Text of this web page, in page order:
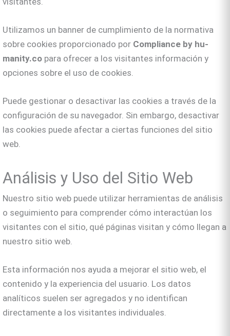
Utilizamos un banner de cumplimiento de la normativa
sobre cookies proporcionado por Compliance by hu-
manity.co para ofrecer a los visitantes información y
opciones sobre el uso de cookies.
Puede gestionar o desactivar las cookies a través de la
configuración de su navegador. Sin embargo, desactivar
las cookies puede afectar a ciertas funciones del sitio
web.
Análisis y Uso del Sitio Web
Nuestro sitio web puede utilizar herramientas de análisis
o seguimiento para comprender cómo interactúan los
visitantes con el sitio, qué páginas visitan y cómo llegan a
nuestro sitio web.
Esta información nos ayuda a mejorar el sitio web, el
contenido y la experiencia del usuario. Los datos
analíticos suelen ser agregados y no identifican
directamente a los visitantes individuales.